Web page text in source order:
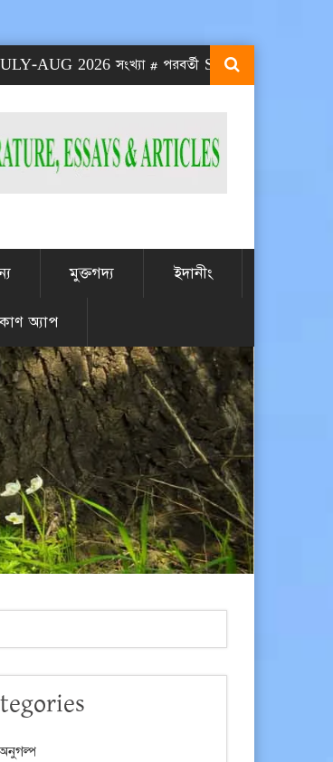
2026 সংখ্যা # পরবর্তী SEPT-OCT 2026 সংখ্যা
মুক্তগদ্য ইদানীং
অ্যাপ